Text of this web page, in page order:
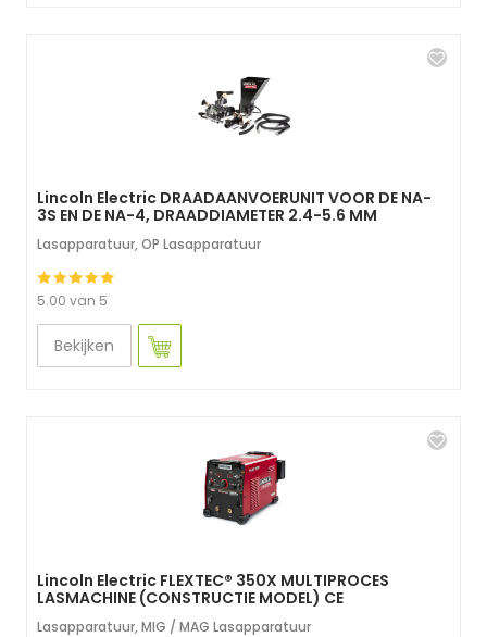
Lincoln Electric DRAADAANVOERUNIT VOOR DE NA-
3S EN DE NA-4, DRAADDIAMETER 2.4-5.6 MM
Lasapparatuur, OP Lasapparatuur
5.00 van 5
Bekijken
Lincoln Electric FLEXTEC® 350X MULTIPROCES
LASMACHINE (CONSTRUCTIE MODEL) CE
Lasapparatuur, MIG / MAG Lasapparatuur